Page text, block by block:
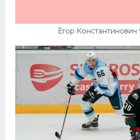
Егор Константинович